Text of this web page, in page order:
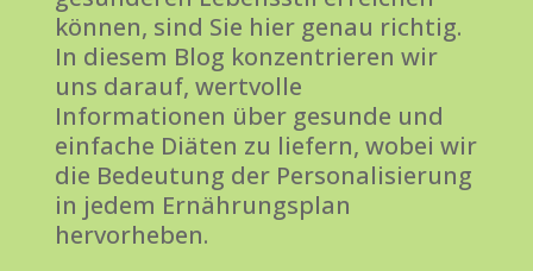
können, sind Sie hier genau richtig.
In diesem Blog konzentrieren wir
uns darauf, wertvolle
Informationen über gesunde und
einfache Diäten zu liefern, wobei wir
die Bedeutung der Personalisierung
in jedem Ernährungsplan
hervorheben.